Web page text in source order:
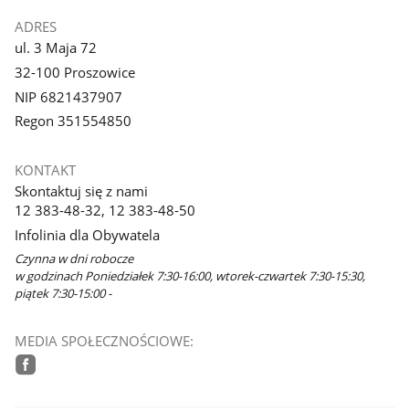
ADRES
ul. 3 Maja 72
32-100 Proszowice
NIP 6821437907
Regon 351554850
KONTAKT
Skontaktuj się z nami
12 383-48-32, 12 383-48-50
Infolinia dla Obywatela
Czynna w dni robocze
w godzinach Poniedziałek 7:30-16:00, wtorek-czwartek 7:30-15:30,
piątek 7:30-15:00 -
MEDIA SPOŁECZNOŚCIOWE: